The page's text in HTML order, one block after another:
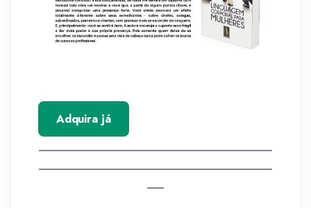
Adquira já
__________________________________________
__________________________________________
___